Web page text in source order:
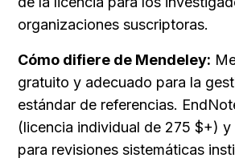
organizaciones suscriptoras.
Cómo difiere de Mendeley:
gratuito y adecuado para la
estándar de referencias.
(licencia individual de 275 $+)
para revisiones sistemáticas